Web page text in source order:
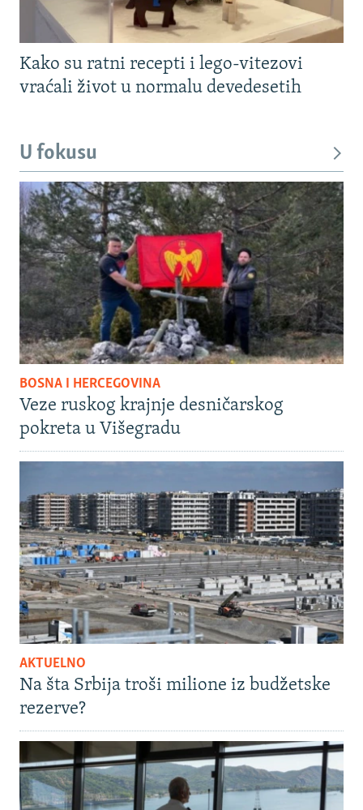
Kako su ratni recepti i lego-vitezovi
vraćali život u normalu devedesetih
U fokusu
BOSNA I HERCEGOVINA
Veze ruskog krajnje desničarskog
pokreta u Višegradu
AKTUELNO
Na šta Srbija troši milione iz budžetske
rezerve?